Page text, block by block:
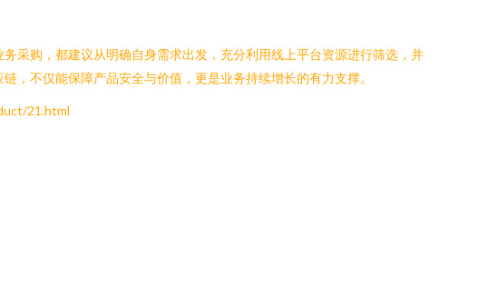
采购，都建议从明确自身需求出发，充分利用线上平台资源进行筛选，并
，不仅能保障产品安全与价值，更是业务持续增长的有力支撑。
21.html